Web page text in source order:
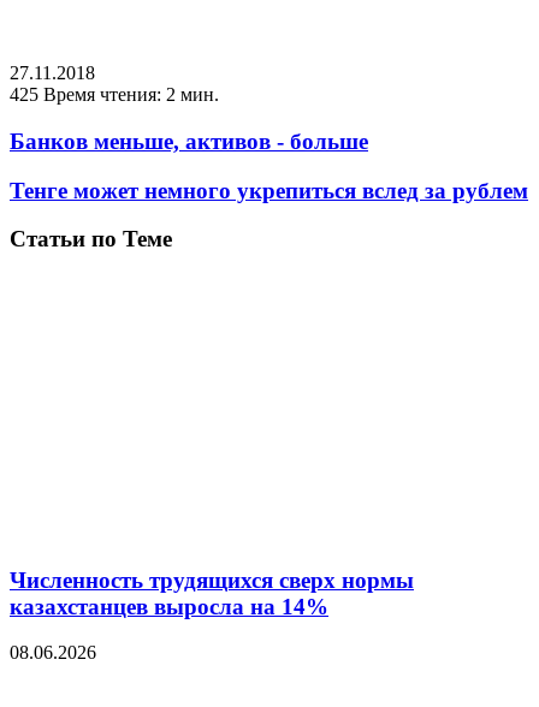
27.11.2018
425 Время чтения: 2 мин.
Банков меньше, активов - больше
Тенге может немного укрепиться вслед за рублем
Статьи по Теме
Численность трудящихся сверх нормы
казахстанцев выросла на 14%
08.06.2026